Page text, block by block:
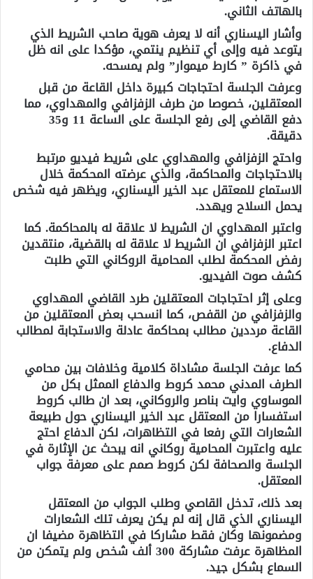
بالهاتف الثاني.
وأشار اليسناري أنه لا يعرف هوية صاحب الشريط الذي
يتوعد فيه وإلى أي تنظيم ينتمي، مؤكدا على انه ظل
في ذاكرة ” كارط ميموار” ولم يمسحه.
وعرفت الجلسة احتجاجات كبيرة داخل القاعة من قبل
المعتقلين، خصوصا من طرف الزفزافي والمهداوي، مما
دفع القاضي إلى رفع الجلسة على الساعة 11 و35
دقيقة.
واحتج الزفزافي والمهداوي على شريط فيديو مرتبط
بالاحتجاجات والمحاكمة، والذي عرضته المحكمة خلال
الاستماع للمعتقل عبد الخير اليسناري، ويظهر فيه شخص
يحمل السلاح ويهدد.
واعتبر المهداوي ان الشريط لا علاقة له بالمحاكمة. كما
اعتبر الزفزافي ان الشريط لا علاقة له بالقضية، منتقدين
رفض المحكمة لطلب المحامية الروكاني التي طلبت
كشف صوت الفيديو.
وعلى إثر احتجاجات المعتقلين طرد القاضي المهداوي
والزفزافي من القفص، كما انسحب بعض المعتقلين من
القاعة مرددين مطالب بمحاكمة عادلة والاستجابة لمطالب
الدفاع.
كما عرفت الجلسة مشاداة كلامية وخلافات بين محامي
الطرف المدني محمد كروط والدفاع الممثل بكل من
الموساوي وايت بناصر والروكاني، بعد ان طالب كروط
استفسارا من المعتقل عبد الخير اليسناري حول طبيعة
الشعارات التي رفعا في التظاهرات، لكن الدفاع احتج
عليه واعتبرت المحامية روكاني انه يبحث عن الإثارة في
الجلسة والصحافة لكن كروط صمم على معرفة جواب
المعتقل.
بعد ذلك، تدخل القاصي وطلب الجواب من المعتقل
اليسناري الذي قال إنه لم يكن يعرف تلك الشعارات
ومضمونها وكان فقط مشاركا في التظاهرة مضيفا ان
المظاهرة عرفت مشاركة 300 ألف شخص ولم يتمكن من
السماع بشكل جيد.